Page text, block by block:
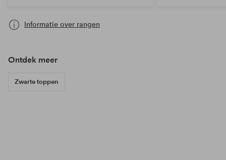
Informatie over rangen
Ontdek meer
Zwarte toppen